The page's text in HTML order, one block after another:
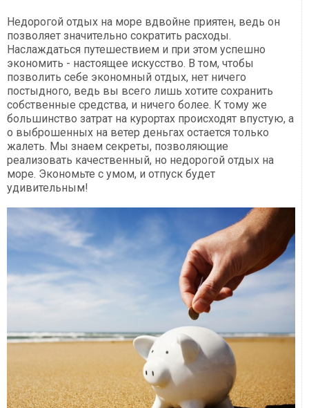
Недорогой отдых на море вдвойне приятен, ведь он
позволяет значительно сократить расходы.
Наслаждаться путешествием и при этом успешно
экономить - настоящее искусство. В том, чтобы
позволить себе экономный отдых, нет ничего
постыдного, ведь вы всего лишь хотите сохранить
собственные средства, и ничего более. К тому же
большинство затрат на курортах происходят впустую, а
о выброшенных на ветер деньгах остается только
жалеть. Мы знаем секреты, позволяющие
реализовать качественный, но недорогой отдых на
море. Экономьте с умом, и отпуск будет
удивительным!